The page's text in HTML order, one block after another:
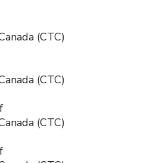
(CTC)
(CTC)
(CTC)